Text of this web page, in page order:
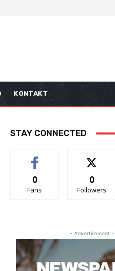
KONTAKT
STAY CONNECTED
0
Fans
0
Followers
- Advertisement -